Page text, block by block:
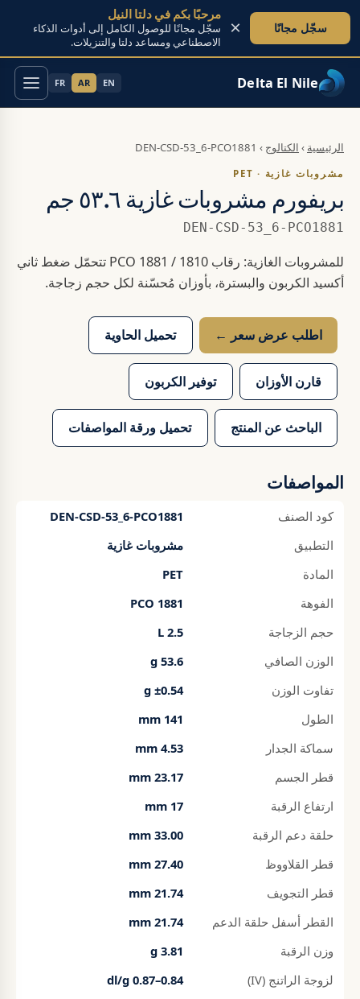
Delta El Nile
EN
AR
FR
الرئيسية › الكتالوج ›
DEN-CSD-53_6-PCO1881
مشروبات غازية · PET
بريفورم مشروبات غازية ٥٣.٦ جم
DEN-CSD-53_6-PCO1881
للمشروبات الغازية: رقاب PCO 1881 / 1810 تتحمّل ضغط ثاني
أكسيد الكربون والبسترة، بأوزان مُحسّنة لكل حجم زجاجة.
اطلب عرض سعر ← تحميل الحاوية
قارن الأوزان توفير الكربون
الباحث عن المنتج تحميل ورقة المواصفات
المواصفات
كود الصنف
DEN-CSD-53_6-PCO1881
التطبيق
مشروبات غازية
المادة
PET
الفوهة
PCO 1881
حجم الزجاجة
2.5 L
الوزن الصافي
53.6 g
تفاوت الوزن
±0.54 g
الطول
141 mm
سماكة الجدار
4.53 mm
قطر الجسم
23.17 mm
ارتفاع الرقبة
17 mm
حلقة دعم الرقبة
33.00 mm
قطر القلاووظ
27.40 mm
قطر التجويف
21.74 mm
القطر أسفل حلقة الدعم
21.74 mm
وزن الرقبة
3.81 g
لزوجة الراتنج (IV)
0.84–0.87 dl/g
مرحبًا بكم في دلتا النيل
سجّل مجانًا للوصول الكامل إلى أدوات الذكاء
الاصطناعي ومساعد دلتا والتنزيلات.
سجّل مجانًا ×